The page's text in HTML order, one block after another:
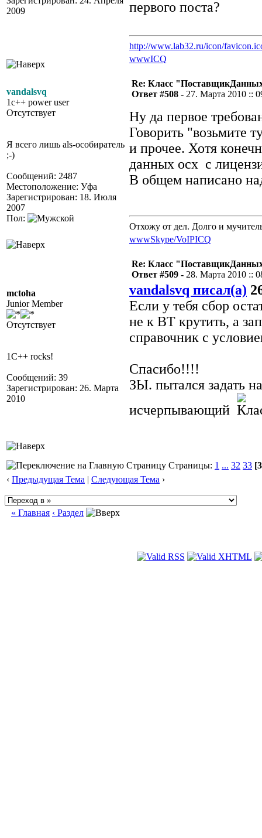
2009
первого поста?
http://www.lab32.ru/icon/
wwwICQ
vandalsvq
1c++ power user
Отсутствует
Я всего лишь als-особиратель
;-)
Сообщений: 2487
Местоположение: Уфа
Зарегистрирован: 18. Июля
2007
Пол:
Re: Класс
Ответ #508 - 27. Марта 2010 ::
Ну да первое
Говорить "возьмите
и прочее. Хотя
данных ocx с
В общем написано
Отхожу от дел. Долго и
wwwSkype/VoIPICQ
mctoha
Junior Member
Отсутствует
1C++ rocks!
Сообщений: 39
Зарегистрирован: 26. Марта
2010
Re: Класс
Ответ #509 - 28. Марта 2010 ::
vandalsvq писал(а)
Если у тебя сбор
не к ВТ крутить, а
справочник с
Спасибо!!!!
ЗЫ. пытался задать
исчерпывающий
Страницы: 1 ... 32 33
‹ Предыдущая Тема | Следующая Тема ›
« Главная ‹ Раздел